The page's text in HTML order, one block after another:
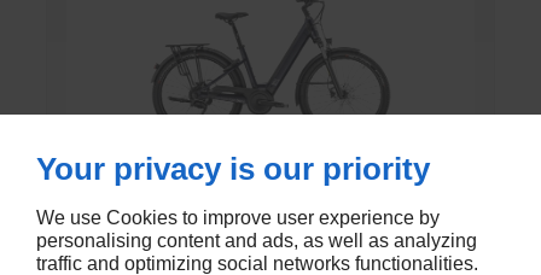
Samedi 27 Xroad 2 Open
Model: Moustache
Your privacy is our priority
We use Cookies to improve user experience by
personalising content and ads, as well as analyzing
traffic and optimizing social networks functionalities.